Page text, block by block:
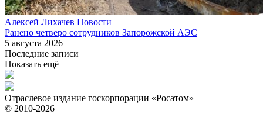
Алексей Лихачев Новости
Ранено четверо сотрудников Запорожской АЭС
5 августа 2026
Последние записи
Показать ещё
Отраслевое издание госкорпорации «Росатом»
© 2010-2026